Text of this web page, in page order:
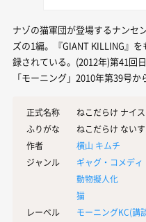
ナゾの猫軍団が登場するナンセ
ズの1編。『GIANT KILLING』
録されている。(2012年)第41回
「モーニング」2010年第39号か
正式名称
ねこだらけ ナイス
ふりがな
ねこだらけ ないす
作者
横山 キムチ
ジャンル
ギャグ・コメディ
動物擬人化
猫
レーベル
モーニングKC(講